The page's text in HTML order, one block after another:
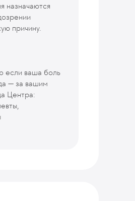
назначаются
причину.
если ваша боль
— за вашим
Центра: